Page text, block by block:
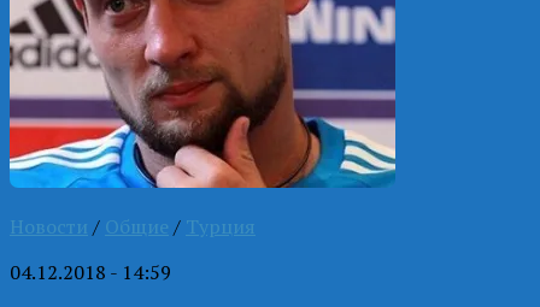
Новости / Общие / Турция
04.12.2018 - 14:59